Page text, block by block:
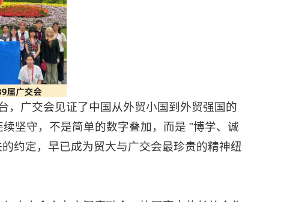
，广交会见证了中国从外贸小国到外贸强国的
坚守，不是简单的数字叠加，而是 "博学、诚
约定，早已成为贸大与广交会最珍贵的精神纽